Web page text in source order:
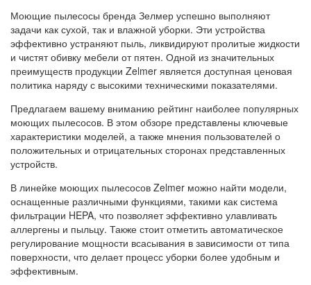
Моющие пылесосы бренда Зелмер успешно выполняют
задачи как сухой, так и влажной уборки. Эти устройства
эффективно устраняют пыль, ликвидируют пролитые жидкости
и чистят обивку мебели от пятен. Одной из значительных
преимуществ продукции Zelmer является доступная ценовая
политика наряду с высокими техническими показателями.
Предлагаем вашему вниманию рейтинг наиболее популярных
моющих пылесосов. В этом обзоре представлены ключевые
характеристики моделей, а также мнения пользователей о
положительных и отрицательных сторонах представленных
устройств.
В линейке моющих пылесосов Zelmer можно найти модели,
оснащенные различными функциями, такими как система
фильтрации HEPA, что позволяет эффективно улавливать
аллергены и пыльцу. Также стоит отметить автоматическое
регулирование мощности всасывания в зависимости от типа
поверхности, что делает процесс уборки более удобным и
эффективным.